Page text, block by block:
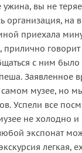
вы не
организация, на
приехала
говорит
с ним было
Заявленное
самом музее, но
Успели все
не холодно
экспонат
легкая,